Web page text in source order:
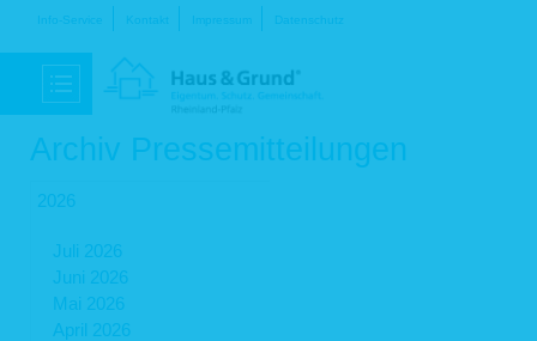
Navigation
Info-Service Kontakt Impressum Datenschutz
Archiv Pressemitteilungen
2026
Juli 2026
Juni 2026
Mai 2026
April 2026